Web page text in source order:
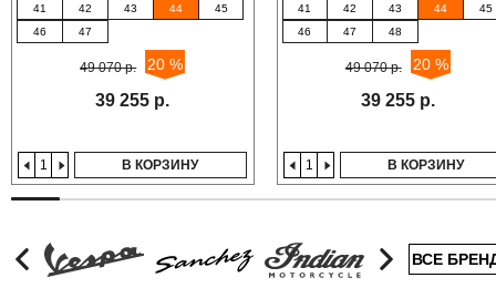
41 42 43 44
45
46
47
49 070 р. 20 %
39 255 р.
В КОРЗИНУ
41 42 43 44
45
46
47 48
49 070 р. 20 %
39 255 р.
В КОРЗИНУ
ВСЕ